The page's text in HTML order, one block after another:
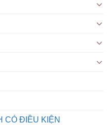
CÓ ĐIỀU KIỆN